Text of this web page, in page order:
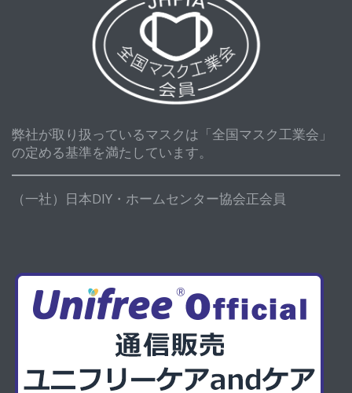
弊社が取り扱っているマスクは「全国マスク工業会」
の定める基準を満たしています。
（一社）日本DIY・ホームセンター協会正会員